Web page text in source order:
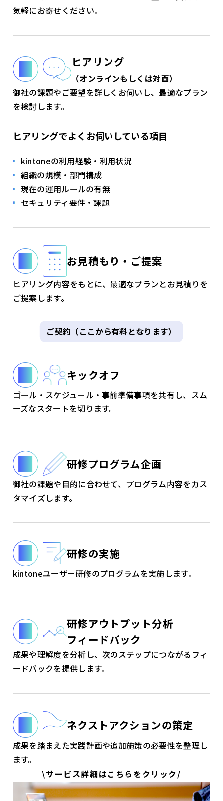
気軽にお寄せください。
ヒアリング
（オンラインもしくは対面）
御社の課題やご要望を詳しくお伺いし、最適なプラン
を検討します。
ヒアリングでよくお伺いしている項目
kintoneの利用経験・利用状況
組織の規模・部門構成
現在の運用ルールの有無
セキュリティ要件・課題
お見積もり・ご提案
ヒアリング内容をもとに、最適なプランとお見積りを
ご提案します。
ご契約（ここから有料となります）
キックオフ
ゴール・スケジュール・事前準備事項を共有し、スム
ーズなスタートを切ります。
研修プログラム企画
御社の課題や目的に合わせて、プログラム内容をカス
タマイズします。
研修の実施
kintoneユーザー研修のプログラムを実施します。
研修アウトプット分析
フィードバック
成果や理解度を分析し、次のステップにつながるフィ
ードバックを提供します。
ネクストアクションの策定
成果を踏まえた実践計画や追加施策の必要性を整理し
ます。
\サービス詳細はこちらをクリック/